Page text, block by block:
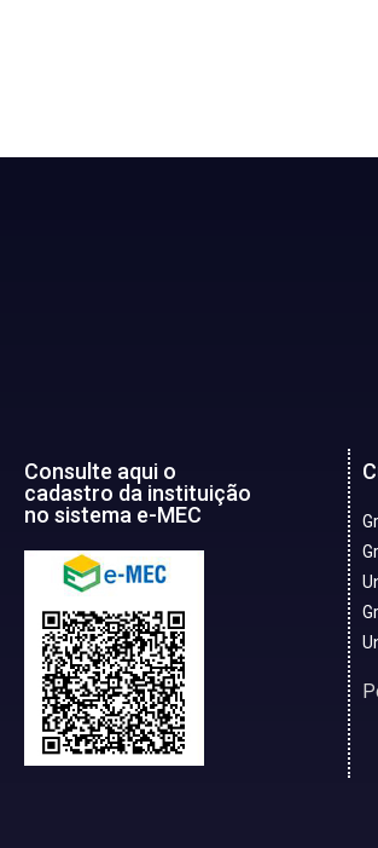
Consulte aqui o
cadastro da instituição
no sistema e-MEC